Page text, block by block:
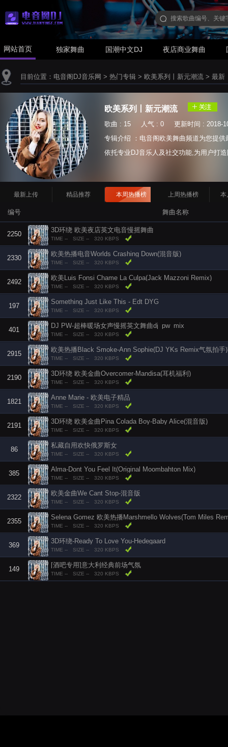
网站首页 独家舞曲 国潮中文DJ 夜店商业舞曲
目前位置： 电音阁DJ音乐网 > 热门专辑 > 欧美系列丨新元潮流 > 最新
欧美系列丨新元潮流
歌曲 : 15 人气 : 0 更新时间 : 2018-
专辑介绍 ：电音阁欧美舞曲频道为您提
依托专业DJ音乐人及社交功能,为用户打
最新上传 精品推荐 本周热播榜 上周热播榜 本
编号 舞曲名称
2250
3D环绕 欧美夜店英文电音慢摇舞曲
TIME -- SIZE -- 320 KBPS
2330
欧美热播电音Worlds Crashing Down(混音版)
TIME -- SIZE -- 320 KBPS
2492
欧美Luis Fonsi Chame La Culpa(Jack Mazzoni Remix)
TIME -- SIZE -- 320 KBPS
197
Something Just Like This - Edt DYG
TIME -- SIZE -- 320 KBPS
401
DJ PW-超棒暖场女声慢摇英文舞曲dj_pw_mix
TIME -- SIZE -- 320 KBPS
2915
欧美热播Black Smoke-Ann Sophie(DJ YKs Remix气氛拍手
TIME -- SIZE -- 320 KBPS
2190
3D环绕 欧美金曲Overcomer-Mandisa(耳机福利)
TIME -- SIZE -- 320 KBPS
1821
Anne Marie - 欧美电子精品
TIME -- SIZE -- 320 KBPS
2191
3D环绕 欧美金曲Pina Colada Boy-Baby Alice(混音版)
TIME -- SIZE -- 320 KBPS
86
私藏自用欢快俄罗斯女
TIME -- SIZE -- 320 KBPS
385
Alma-Dont You Feel It(Original Moombahton Mix)
TIME -- SIZE -- 320 KBPS
2322
欧美金曲We Cant Stop-混音版
TIME -- SIZE -- 320 KBPS
2355
Selena Gomez 欧美热播Marshmello Wolves(Tom Miles
TIME -- SIZE -- 320 KBPS
369
3D环绕-Ready To Love You-Hedegaard
TIME -- SIZE -- 320 KBPS
149
[酒吧专用]意大利经典前场气氛
TIME -- SIZE -- 320 KBPS